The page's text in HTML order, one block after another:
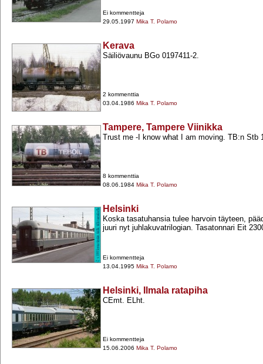
Ei kommentteja
29.05.1997 Mika T. Polamo
Kerava
Säiliövaunu BGo 0197411-​2.
2 kommenttia
03.04.1986 Mika T. Polamo
Tampere, Tampere Viinikka
Trust me -​I know what I am moving. TB:n Stb
8 kommenttia
08.06.1984 Mika T. Polamo
Helsinki
Koska tasatuhansia tulee harvoin täyteen,
juuri nyt juhlakuvatrilogian. Tasatonnari Eit
Ei kommentteja
13.04.1995 Mika T. Polamo
Helsinki, Ilmala ratapiha
CEmt. ELht.
Ei kommentteja
15.06.2006 Mika T. Polamo